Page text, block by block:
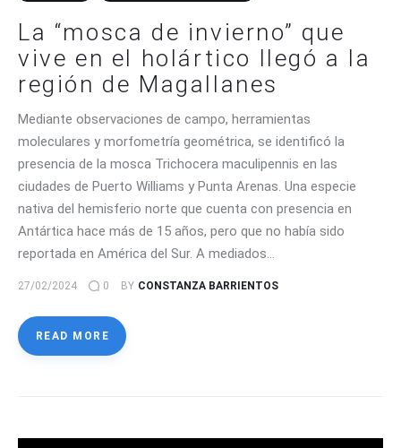
La “mosca de invierno” que
vive en el holártico llegó a la
región de Magallanes
Mediante observaciones de campo, herramientas
moleculares y morfometría geométrica, se identificó la
presencia de la mosca Trichocera maculipennis en las
ciudades de Puerto Williams y Punta Arenas. Una especie
nativa del hemisferio norte que cuenta con presencia en
Antártica hace más de 15 años, pero que no había sido
reportada en América del Sur. A mediados…
27/02/2024 0 BY CONSTANZA BARRIENTOS
READ MORE